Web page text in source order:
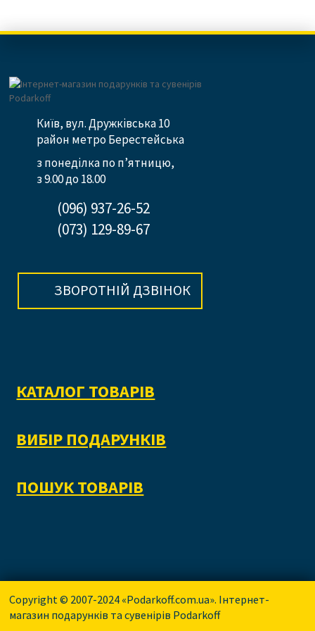
Київ, вул. Дружківська 10
район метро Берестейська
з понеділка по п’ятницю,
з 9.00 до 18.00
(096) 937-26-52
(073) 129-89-67
ЗВОРОТНІЙ ДЗВІНОК
КАТАЛОГ ТОВАРІВ
ВИБІР ПОДАРУНКІВ
ПОШУК ТОВАРІВ
Copyright © 2007-2024 «Podarkoff.com.ua». Інтернет-
магазин подарунків та сувенірів Podarkoff